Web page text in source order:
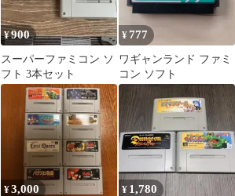
¥900
スーパーファミコン ソ
フト 3本セット
¥ 777
ワギャンランド ファミ
コン ソフト
¥3,000 ¥ 1,780